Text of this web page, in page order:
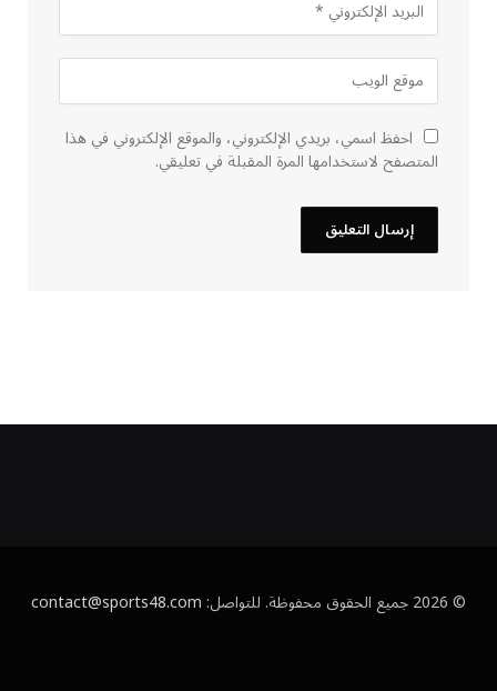
احفظ اسمي، بريدي الإلكتروني، والموقع الإلكتروني في هذا
المتصفح لاستخدامها المرة المقبلة في تعليقي.
© 2026 جميع الحقوق محفوظة. للتواصل: contact@sports48.com